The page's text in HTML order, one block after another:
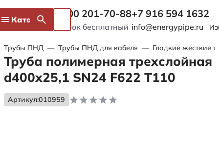
Каталог 8 800 201-70-88
Звонок бесплатный
+7 916 594 1632
info@energypipe.ru
Трубы ПНД — Трубы ПНД для кабеля — Гладкие жесткие
Труба полимерная трехслойная
d400х25,1 SN24 F622 Т110
Артикул:010959